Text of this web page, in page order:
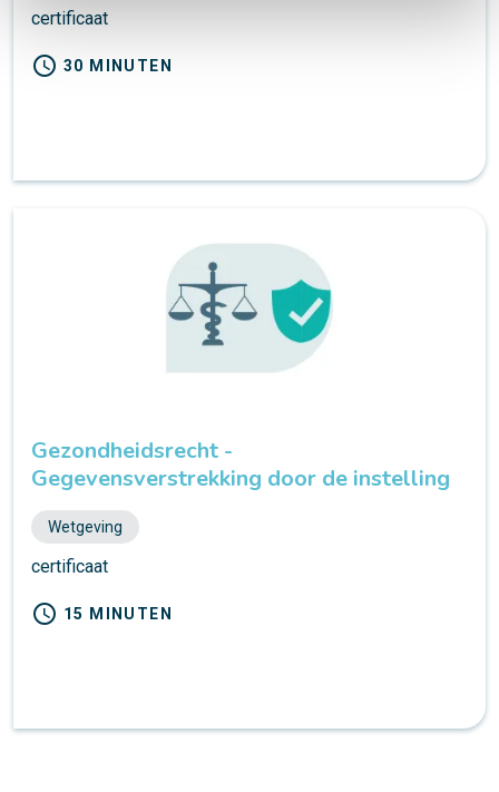
certificaat
schedule 30 MINUTEN
Gezondheidsrecht -
Gegevensverstrekking door de instelling
Wetgeving
certificaat
schedule 15 MINUTEN